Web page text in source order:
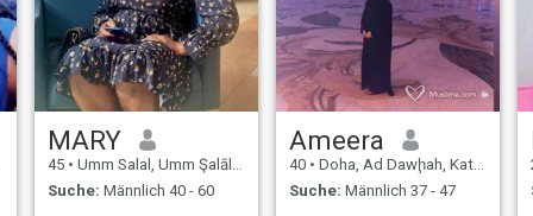
MARY
45 • Umm Salal, Umm Şalāl, Katar
Suche: Männlich 40 - 60
Ameera
40 • Doha, Ad Dawḩah, Katar
Suche: Männlich 37 - 47